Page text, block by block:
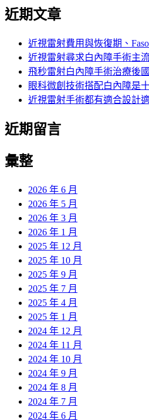
近期文章
近視雷射費用與恢復期、
近視雷射尋求白內障手術主
飛秒雷射白內障手術治療後
眼科微創技術搭配白內障是
近視雷射手術都有適合設計
近期留言
彙整
2026 年 6 月
2026 年 5 月
2026 年 3 月
2026 年 1 月
2025 年 12 月
2025 年 10 月
2025 年 9 月
2025 年 7 月
2025 年 4 月
2025 年 1 月
2024 年 12 月
2024 年 11 月
2024 年 10 月
2024 年 9 月
2024 年 8 月
2024 年 7 月
2024 年 6 月